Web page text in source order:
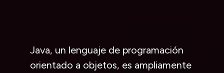
Java, un lenguaje de programación
orientado a objetos, es ampliamente